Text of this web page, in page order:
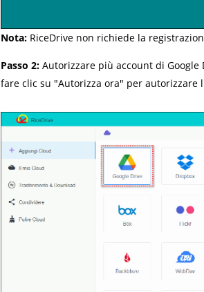
Nota: RiceDrive non richiede la
Passo 2: Autorizzare più account di Google
fare clic su "Autorizza ora" per autorizzare